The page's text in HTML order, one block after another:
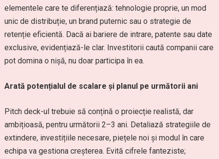
elementele care te diferențiază: tehnologie proprie, un mod
unic de distribuție, un brand puternic sau o strategie de
retenție eficientă. Dacă ai bariere de intrare, patente sau date
exclusive, evidențiază-le clar. Investitorii caută companii care
pot domina o nișă, nu doar participa în ea.
Arată potențialul de scalare și planul pe următorii ani
Pitch deck-ul trebuie să conțină o proiecție realistă, dar
ambițioasă, pentru următorii 2–3 ani. Detaliază strategiile de
extindere, investițiile necesare, piețele noi și modul în care
echipa va gestiona creșterea. Evită cifrele fanteziste;